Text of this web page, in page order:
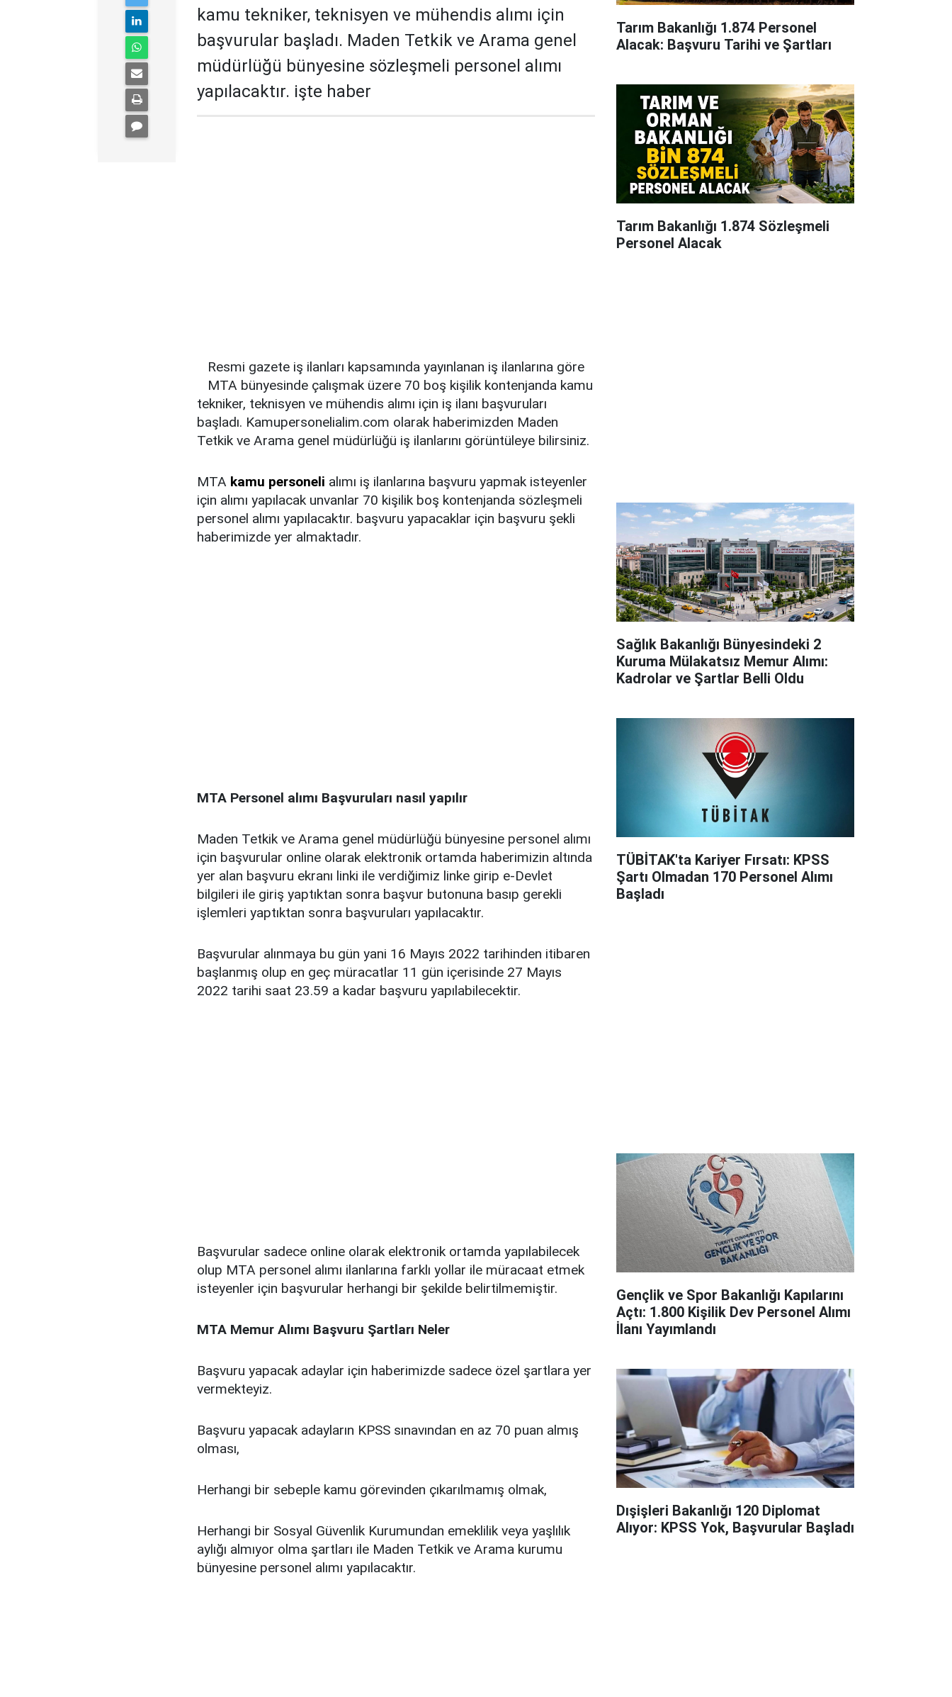
kamu tekniker, teknisyen ve mühendis alımı için
başvurular başladı. Maden Tetkik ve Arama genel
müdürlüğü bünyesine sözleşmeli personel alımı
yapılacaktır. işte haber
Resmi gazete iş ilanları kapsamında yayınlanan iş ilanlarına göre
MTA bünyesinde çalışmak üzere 70 boş kişilik kontenjanda kamu
tekniker, teknisyen ve mühendis alımı için iş ilanı başvuruları
başladı. Kamupersonelialim.com olarak haberimizden Maden
Tetkik ve Arama genel müdürlüğü iş ilanlarını görüntüleye bilirsiniz.
MTA kamu personeli alımı iş ilanlarına başvuru yapmak isteyenler
için alımı yapılacak unvanlar 70 kişilik boş kontenjanda sözleşmeli
personel alımı yapılacaktır. başvuru yapacaklar için başvuru şekli
haberimizde yer almaktadır.
MTA Personel alımı Başvuruları nasıl yapılır
Maden Tetkik ve Arama genel müdürlüğü bünyesine personel alımı
için başvurular online olarak elektronik ortamda haberimizin altında
yer alan başvuru ekranı linki ile verdiğimiz linke girip e-Devlet
bilgileri ile giriş yaptıktan sonra başvur butonuna basıp gerekli
işlemleri yaptıktan sonra başvuruları yapılacaktır.
Başvurular alınmaya bu gün yani 16 Mayıs 2022 tarihinden itibaren
başlanmış olup en geç müracatlar 11 gün içerisinde 27 Mayıs
2022 tarihi saat 23.59 a kadar başvuru yapılabilecektir.
Başvurular sadece online olarak elektronik ortamda yapılabilecek
olup MTA personel alımı ilanlarına farklı yollar ile müracaat etmek
isteyenler için başvurular herhangi bir şekilde belirtilmemiştir.
MTA Memur Alımı Başvuru Şartları Neler
Başvuru yapacak adaylar için haberimizde sadece özel şartlara yer
vermekteyiz.
Başvuru yapacak adayların KPSS sınavından en az 70 puan almış
olması,
Herhangi bir sebeple kamu görevinden çıkarılmamış olmak,
Herhangi bir Sosyal Güvenlik Kurumundan emeklilik veya yaşlılık
aylığı almıyor olma şartları ile Maden Tetkik ve Arama kurumu
bünyesine personel alımı yapılacaktır.
Tarım Bakanlığı 1.874 Personel
Alacak: Başvuru Tarihi ve Şartları
Tarım Bakanlığı 1.874 Sözleşmeli
Personel Alacak
Sağlık Bakanlığı Bünyesindeki 2
Kuruma Mülakatsız Memur Alımı:
Kadrolar ve Şartlar Belli Oldu
TÜBİTAK'ta Kariyer Fırsatı: KPSS
Şartı Olmadan 170 Personel Alımı
Başladı
Gençlik ve Spor Bakanlığı Kapılarını
Açtı: 1.800 Kişilik Dev Personel Alımı
İlanı Yayımlandı
Dışişleri Bakanlığı 120 Diplomat
Alıyor: KPSS Yok, Başvurular Başladı